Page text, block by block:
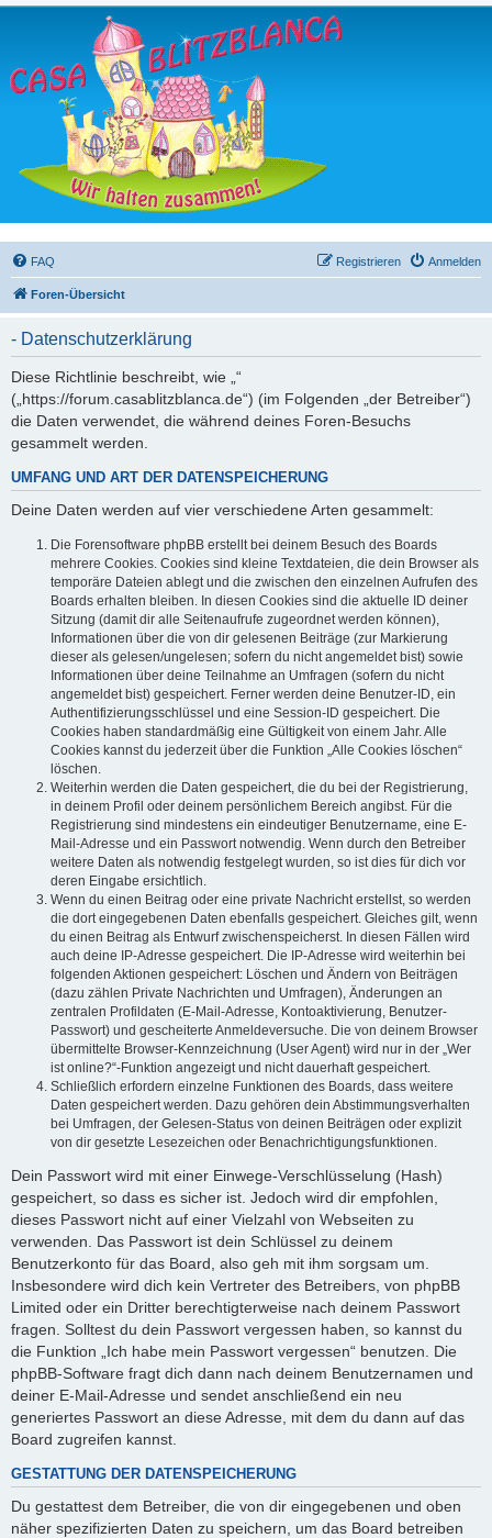
FAQ Anmelden
Registrieren
Foren-Übersicht
- Datenschutzerklärung
Diese Richtlinie beschreibt, wie „“
(„https://forum.casablitzblanca.de“) (im Folgenden „der Betreiber“)
die Daten verwendet, die während deines Foren-Besuchs
gesammelt werden.
UMFANG UND ART DER DATENSPEICHERUNG
Deine Daten werden auf vier verschiedene Arten gesammelt:
Die Forensoftware phpBB erstellt bei deinem Besuch des Boards
mehrere Cookies. Cookies sind kleine Textdateien, die dein Browser als
temporäre Dateien ablegt und die zwischen den einzelnen Aufrufen des
Boards erhalten bleiben. In diesen Cookies sind die aktuelle ID deiner
Sitzung (damit dir alle Seitenaufrufe zugeordnet werden können),
Informationen über die von dir gelesenen Beiträge (zur Markierung
dieser als gelesen/ungelesen; sofern du nicht angemeldet bist) sowie
Informationen über deine Teilnahme an Umfragen (sofern du nicht
angemeldet bist) gespeichert. Ferner werden deine Benutzer-ID, ein
Authentifizierungsschlüssel und eine Session-ID gespeichert. Die
Cookies haben standardmäßig eine Gültigkeit von einem Jahr. Alle
Cookies kannst du jederzeit über die Funktion „Alle Cookies löschen“
löschen.
Weiterhin werden die Daten gespeichert, die du bei der Registrierung,
in deinem Profil oder deinem persönlichem Bereich angibst. Für die
Registrierung sind mindestens ein eindeutiger Benutzername, eine E-
Mail-Adresse und ein Passwort notwendig. Wenn durch den Betreiber
weitere Daten als notwendig festgelegt wurden, so ist dies für dich vor
deren Eingabe ersichtlich.
Wenn du einen Beitrag oder eine private Nachricht erstellst, so werden
die dort eingegebenen Daten ebenfalls gespeichert. Gleiches gilt, wenn
du einen Beitrag als Entwurf zwischenspeicherst. In diesen Fällen wird
auch deine IP-Adresse gespeichert. Die IP-Adresse wird weiterhin bei
folgenden Aktionen gespeichert: Löschen und Ändern von Beiträgen
(dazu zählen Private Nachrichten und Umfragen), Änderungen an
zentralen Profildaten (E-Mail-Adresse, Kontoaktivierung, Benutzer-
Passwort) und gescheiterte Anmeldeversuche. Die von deinem Browser
übermittelte Browser-Kennzeichnung (User Agent) wird nur in der „Wer
ist online?“-Funktion angezeigt und nicht dauerhaft gespeichert.
Schließlich erfordern einzelne Funktionen des Boards, dass weitere
Daten gespeichert werden. Dazu gehören dein Abstimmungsverhalten
bei Umfragen, der Gelesen-Status von deinen Beiträgen oder explizit
von dir gesetzte Lesezeichen oder Benachrichtigungsfunktionen.
Dein Passwort wird mit einer Einwege-Verschlüsselung (Hash)
gespeichert, so dass es sicher ist. Jedoch wird dir empfohlen,
dieses Passwort nicht auf einer Vielzahl von Webseiten zu
verwenden. Das Passwort ist dein Schlüssel zu deinem
Benutzerkonto für das Board, also geh mit ihm sorgsam um.
Insbesondere wird dich kein Vertreter des Betreibers, von phpBB
Limited oder ein Dritter berechtigterweise nach deinem Passwort
fragen. Solltest du dein Passwort vergessen haben, so kannst du
die Funktion „Ich habe mein Passwort vergessen“ benutzen. Die
phpBB-Software fragt dich dann nach deinem Benutzernamen und
deiner E-Mail-Adresse und sendet anschließend ein neu
generiertes Passwort an diese Adresse, mit dem du dann auf das
Board zugreifen kannst.
GESTATTUNG DER DATENSPEICHERUNG
Du gestattest dem Betreiber, die von dir eingegebenen und oben
näher spezifizierten Daten zu speichern, um das Board betreiben